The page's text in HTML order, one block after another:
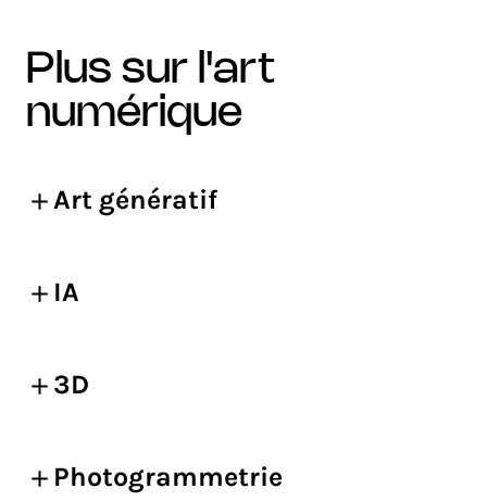
plus sur l'art
numérique
Art génératif
IA
3D
Photogrammetrie